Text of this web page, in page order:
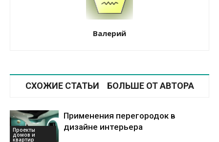
Валерий
СХОЖИЕ СТАТЬИ БОЛЬШЕ ОТ АВТОРА
Проекты
домов и
квартир
Применения перегородок в
дизайне интерьера